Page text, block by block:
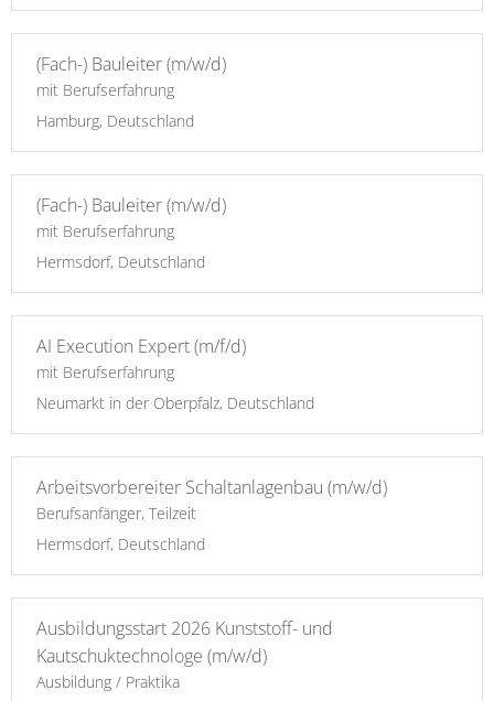
(Fach-) Bauleiter (m/w/d)
mit Berufserfahrung
Hamburg, Deutschland
(Fach-) Bauleiter (m/w/d)
mit Berufserfahrung
Hermsdorf, Deutschland
AI Execution Expert (m/f/d)
mit Berufserfahrung
Neumarkt in der Oberpfalz, Deutschland
Arbeitsvorbereiter Schaltanlagenbau (m/w/d)
Berufsanfänger, Teilzeit
Hermsdorf, Deutschland
Ausbildungsstart 2026 Kunststoff- und
Kautschuktechnologe (m/w/d)
Ausbildung / Praktika